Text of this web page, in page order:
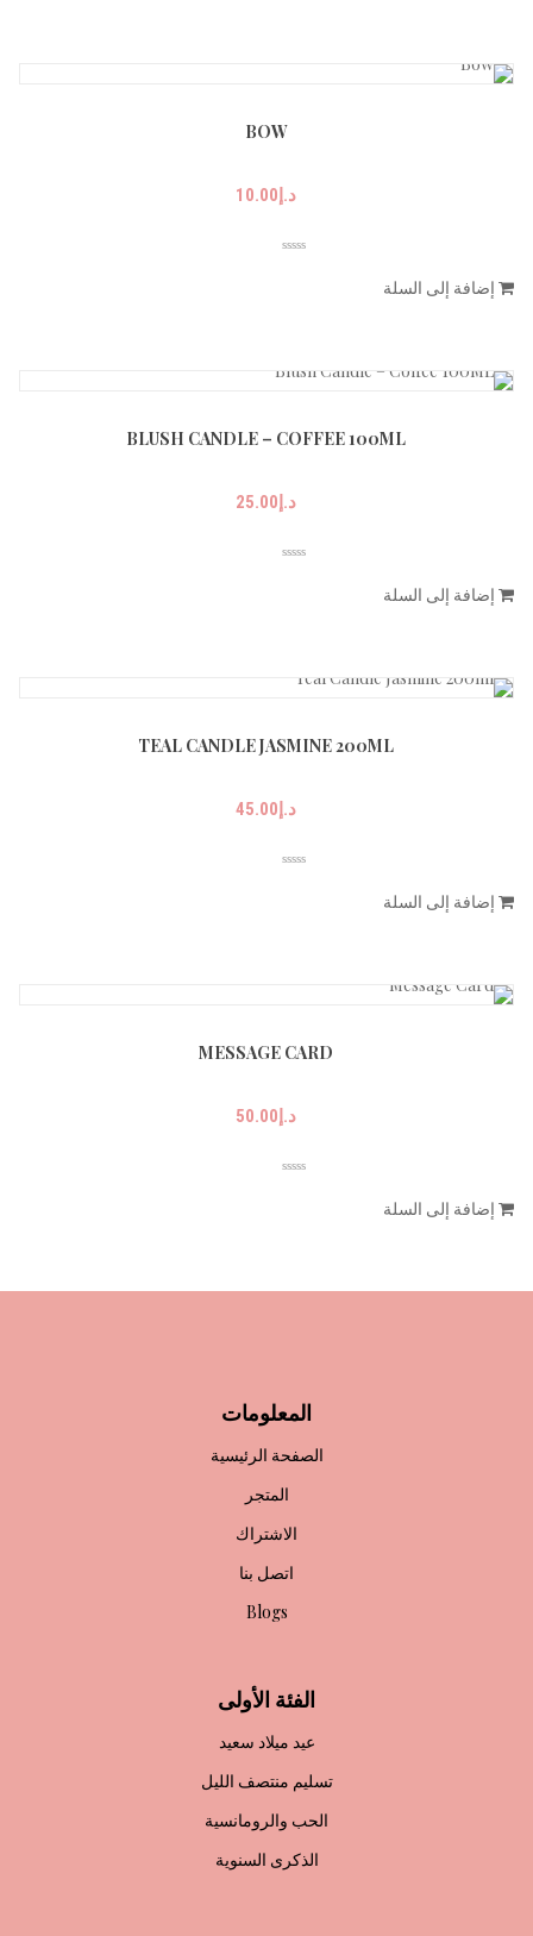
BOW
د.إ10.00
إضافة إلى السلة
BLUSH CANDLE – COFFEE 100ML
د.إ25.00
إضافة إلى السلة
TEAL CANDLE JASMINE 200ML
د.إ45.00
إضافة إلى السلة
MESSAGE CARD
د.إ50.00
إضافة إلى السلة
المعلومات
الصفحة الرئيسية
المتجر
الاشتراك
اتصل بنا
Blogs
الفئة الأولى
عيد ميلاد سعيد
تسليم منتصف الليل
الحب والرومانسية
الذكرى السنوية